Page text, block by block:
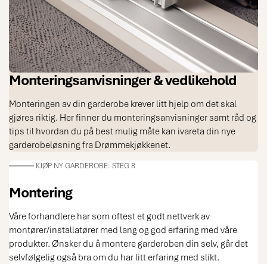
Monteringsanvisninger & vedlikehold
Monteringen av din garderobe krever litt hjelp om det skal
gjøres riktig. Her finner du monteringsanvisninger samt råd og
tips til hvordan du på best mulig måte kan ivareta din nye
garderobeløsning fra Drømmekjøkkenet.
KJØP NY GARDEROBE: STEG 8
Montering
Våre forhandlere har som oftest et godt nettverk av
montører/installatører med lang og god erfaring med våre
produkter. Ønsker du å montere garderoben din selv, går det
selvfølgelig også bra om du har litt erfaring med slikt.